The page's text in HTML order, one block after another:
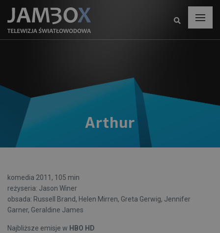
Arthur
komedia 2011, 105 min
reżyseria: Jason Winer
obsada: Russell Brand, Helen Mirren, Greta Gerwig, Jennifer
Garner, Geraldine James
Najbliższe emisje w HBO HD